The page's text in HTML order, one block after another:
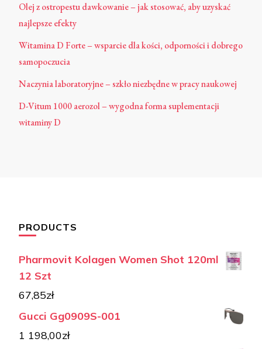
Olej z ostropestu dawkowanie – jak stosować, aby uzyskać
najlepsze efekty
Witamina D Forte – wsparcie dla kości, odporności i dobrego
samopoczucia
Naczynia laboratoryjne – szkło niezbędne w pracy naukowej
D-Vitum 1000 aerozol – wygodna forma suplementacji
witaminy D
PRODUCTS
Pharmovit Kolagen Women Shot 120ml
12 Szt
67,85zł
Gucci Gg0909S-001
1 198,00zł